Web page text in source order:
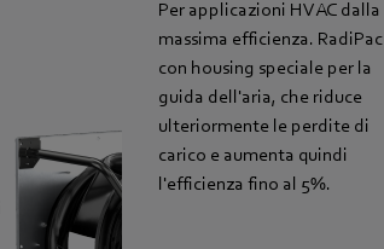
Per applicazioni HVAC dalla
massima efficienza. RadiPac
con housing speciale per la
guida dell'aria, che riduce
ulteriormente le perdite di
carico e aumenta quindi
l'efficienza fino al 5%.